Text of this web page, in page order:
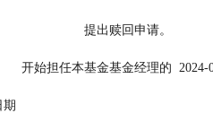
                                                          提出赎回申请。
开始担任本基金基金经理的  2024-
日期